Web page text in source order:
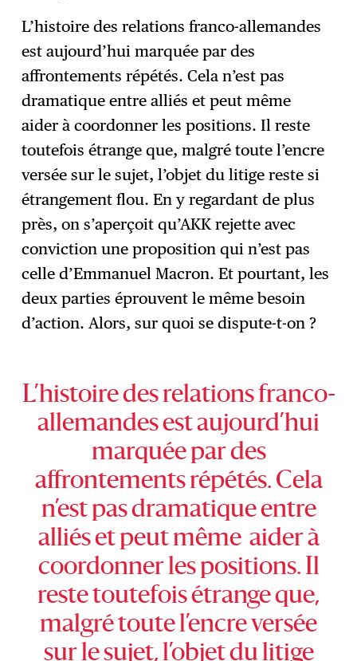
L’histoire des relations franco-allemandes
est aujourd’hui marquée par des
affrontements répétés. Cela n’est pas
dramatique entre alliés et peut même
aider à coordonner les positions. Il reste
toutefois étrange que, malgré toute l’encre
versée sur le sujet, l’objet du litige reste si
étrangement flou. En y regardant de plus
près, on s’aperçoit qu’AKK rejette avec
conviction une proposition qui n’est pas
celle d’Emmanuel Macron. Et pourtant, les
deux parties éprouvent le même besoin
d’action. Alors, sur quoi se dispute-t-on ?
L’histoire des relations franco-
allemandes est aujourd’hui
marquée par des
affrontements répétés. Cela
n’est pas dramatique entre
alliés et peut même aider à
coordonner les positions. Il
reste toutefois étrange que,
malgré toute l’encre versée
sur le sujet, l’objet du litige